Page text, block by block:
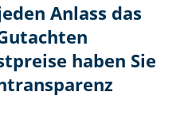
Anlass das
haben Sie